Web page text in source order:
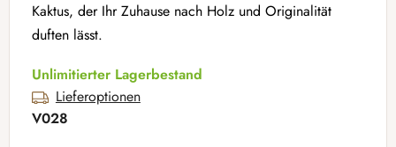
Kaktus, der Ihr Zuhause nach Holz und Originalität
duften lässt.
Unlimitierter Lagerbestand
Lieferoptionen
V028